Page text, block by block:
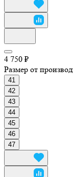
4 750 ₽
Размер от
41
42
43
44
45
46
47